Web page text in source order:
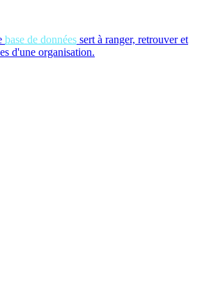
base de données sert à ranger, retrouver et
d'une organisation.